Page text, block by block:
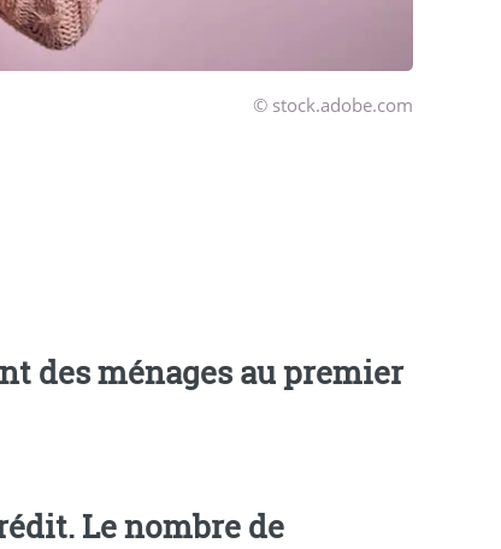
© stock.adobe.com
des ménages au premier
Le nombre de